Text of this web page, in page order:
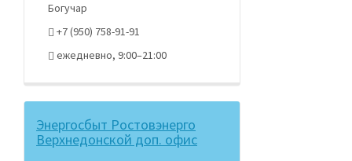
Богучар
+7 (950) 758-91-91
ежедневно, 9:00–21:00
Энергосбыт Ростовэнерго
Верхнедонской доп. офис